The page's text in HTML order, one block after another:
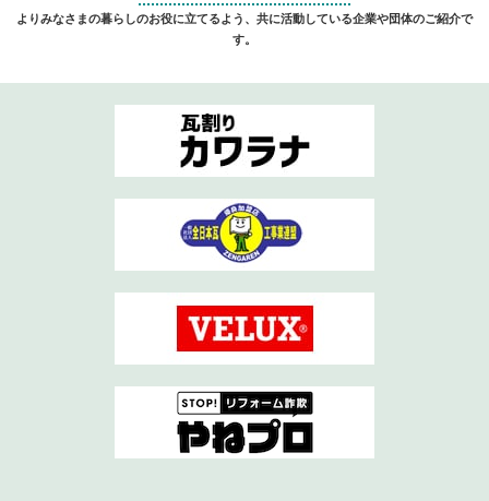
よりみなさまの暮らしのお役に立てるよう、共に活動している企業や団体のご紹介で
す。